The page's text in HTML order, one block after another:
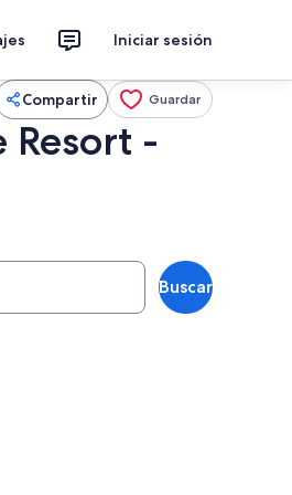
Iniciar sesión
Compartir Guardar
Resort -
Buscar